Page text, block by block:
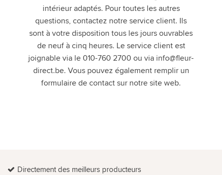
intérieur adaptés. Pour toutes les autres
questions, contactez notre service client. Ils
sont à votre disposition tous les jours ouvrables
de neuf à cinq heures. Le service client est
joignable via le 010-760 2700 ou via info@fleur-
direct.be. Vous pouvez également remplir un
formulaire de contact sur notre site web.
Directement des meilleurs producteurs